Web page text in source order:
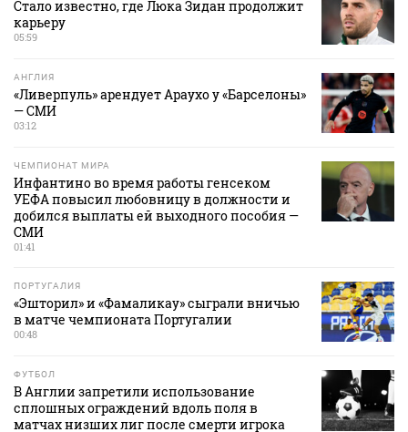
Стало известно, где Люка Зидан продолжит
карьеру
05:59
АНГЛИЯ
«Ливерпуль» арендует Араухо у «Барселоны»
— СМИ
03:12
ЧЕМПИОНАТ МИРА
Инфантино во время работы генсеком
УЕФА повысил любовницу в должности и
добился выплаты ей выходного пособия —
СМИ
01:41
ПОРТУГАЛИЯ
«Эшторил» и «Фамаликау» сыграли вничью
в матче чемпионата Португалии
00:48
ФУТБОЛ
В Англии запретили использование
сплошных ограждений вдоль поля в
матчах низших лиг после смерти игрока